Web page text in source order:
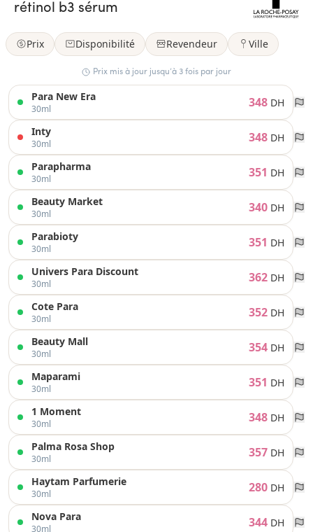
rétinol b3 sérum
Prix Disponibilité Revendeur Ville
Prix mis à jour jusqu’à 3 fois par jour
Para New Era
30ml 348 DH
Inty
30ml 348 DH
Parapharma
30ml 351 DH
Beauty Market
30ml 340 DH
Parabioty
30ml 351 DH
Univers Para Discount
30ml 362 DH
Cote Para
30ml 352 DH
Beauty Mall
30ml 354 DH
Maparami
30ml 351 DH
1 Moment
30ml 348 DH
Palma Rosa Shop
30ml 357 DH
Haytam Parfumerie
30ml 280 DH
Nova Para
30ml 344 DH